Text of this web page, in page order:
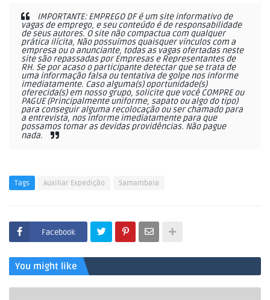
IMPORTANTE: EMPREGO DF é um site informativo de
vagas de emprego, e seu conteúdo é de responsabilidade
de seus autores. O site não compactua com qualquer
prática ilícita, Não possuímos quaisquer vínculos com a
empresa ou o anunciante, todas as vagas ofertadas neste
site são repassadas por Empresas e Representantes de
RH. Se por acaso o participante detectar que se trata de
uma informação falsa ou tentativa de golpe nos informe
imediatamente. Caso alguma(s) oportunidade(s)
oferecida(s) em nosso grupo, solicite que você COMPRE ou
PAGUE (Principalmente uniforme, sapato ou algo do tipo)
para conseguir alguma recolocação ou ser chamado para
a entrevista, nos informe imediatamente para que
possamos tomar as devidas providências. Não pague
nada.
Tags Auxiliar Expedição Samambaia
Facebook
You might like